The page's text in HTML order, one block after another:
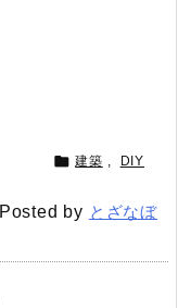
 建築 , DIY
Posted by とざなぼ